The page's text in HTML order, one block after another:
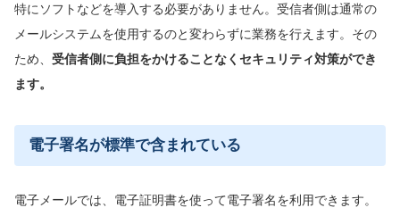
特にソフトなどを導入する必要がありません。受信者側は通常の
メールシステムを使用するのと変わらずに業務を行えます。その
ため、 受信者側に負担をかけることなくセキュリティ対策ができ
ます。
電子署名が標準で含まれている
電子メールでは、電子証明書を使って電子署名を利用できます。